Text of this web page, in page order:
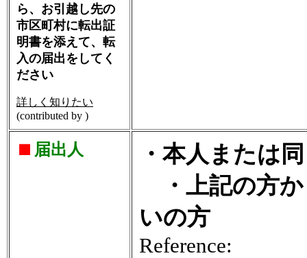
ら、お引越し先の
市区町村に転出証
明書を添えて、転
入の届出をしてく
ださい
詳しく知りたい
(contributed by )
届出人
・本人または
・上記の方か
いの方
Reference: